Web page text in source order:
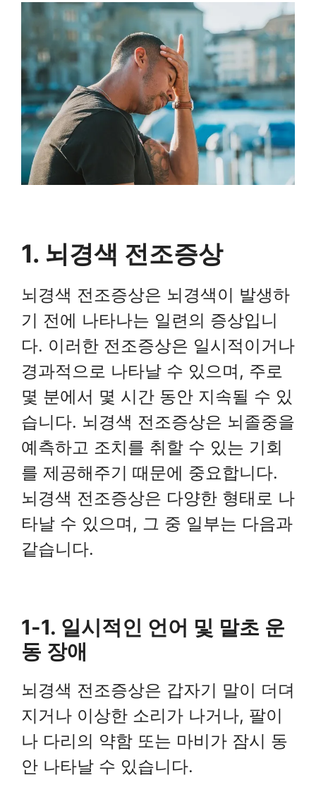
1. 뇌경색 전조증상
뇌경색 전조증상은 뇌경색이 발생하
기 전에 나타나는 일련의 증상입니
다. 이러한 전조증상은 일시적이거나
경과적으로 나타날 수 있으며, 주로
몇 분에서 몇 시간 동안 지속될 수 있
습니다. 뇌경색 전조증상은 뇌졸중을
예측하고 조치를 취할 수 있는 기회
를 제공해주기 때문에 중요합니다.
뇌경색 전조증상은 다양한 형태로 나
타날 수 있으며, 그 중 일부는 다음과
같습니다.
1-1. 일시적인 언어 및 말초 운
동 장애
뇌경색 전조증상은 갑자기 말이 더뎌
지거나 이상한 소리가 나거나, 팔이
나 다리의 약함 또는 마비가 잠시 동
안 나타날 수 있습니다.